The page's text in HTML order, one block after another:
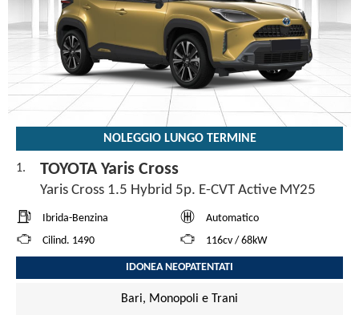
NOLEGGIO LUNGO TERMINE
1. TOYOTA Yaris Cross
Yaris Cross 1.5 Hybrid 5p. E-CVT Active MY25
Ibrida-Benzina
Automatico
Cilind. 1490
116cv / 68kW
IDONEA NEOPATENTATI
Bari, Monopoli e Trani